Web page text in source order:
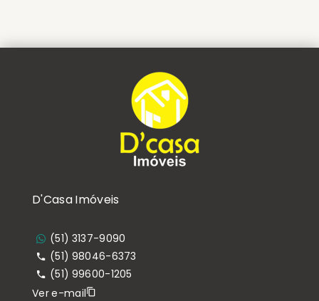
D'Casa Imóveis
(51) 3137-9090
(51) 98046-6373
(51) 99600-1205
Ver e-mail